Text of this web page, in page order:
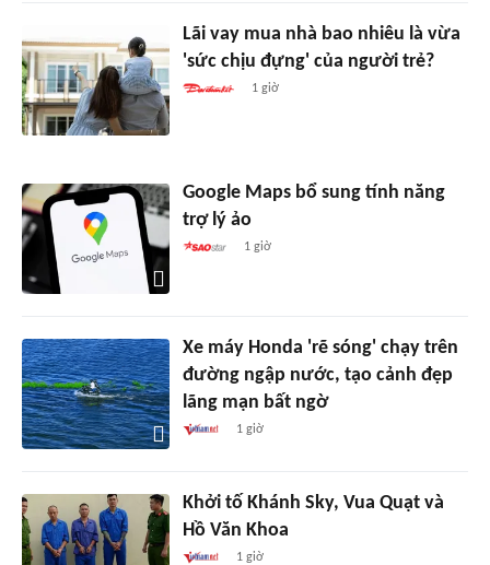
Lãi vay mua nhà bao nhiêu là vừa
'sức chịu đựng' của người trẻ?
1 giờ
Google Maps bổ sung tính năng
trợ lý ảo
1 giờ
Xe máy Honda 'rẽ sóng' chạy trên
đường ngập nước, tạo cảnh đẹp
lãng mạn bất ngờ
1 giờ
Khởi tố Khánh Sky, Vua Quạt và
Hồ Văn Khoa
1 giờ